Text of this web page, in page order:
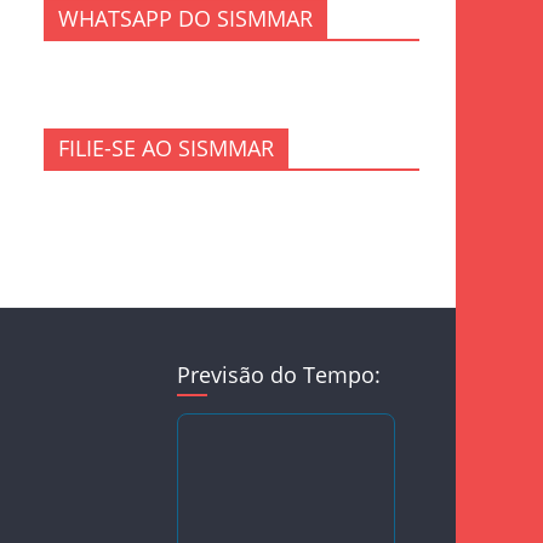
WHATSAPP DO SISMMAR
FILIE-SE AO SISMMAR
Previsão do Tempo: